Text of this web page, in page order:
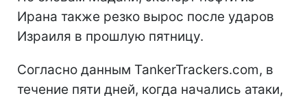
Ирана также резко вырос после ударов
Израиля в прошлую пятницу.
Согласно данным TankerTrackers.com, в
течение пяти дней, когда начались атаки,